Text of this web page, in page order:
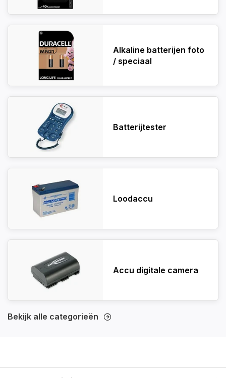
Alkaline batterijen foto
/ speciaal
Batterijtester
Loodaccu
Accu digitale camera
Bekijk alle categorieën